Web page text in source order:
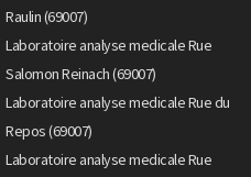
Raulin (69007)
Laboratoire analyse medicale Rue
Salomon Reinach (69007)
Laboratoire analyse medicale Rue du
Repos (69007)
Laboratoire analyse medicale Rue